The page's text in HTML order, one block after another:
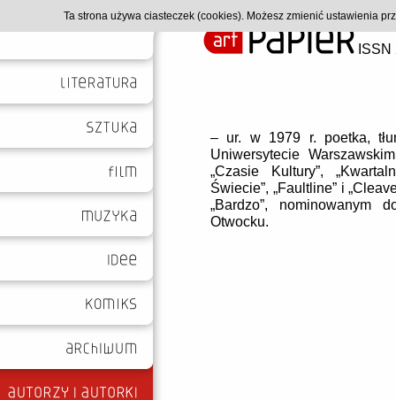
– ur. w 1979 r. poetka,
Uniwersytecie
„Czasie Kultury”,
Świecie”, „Faultline” i
„Bardzo”, nominowanym
Otwocku.
Ta strona używa ciasteczek (cookies). Możesz zmienić ustawienia